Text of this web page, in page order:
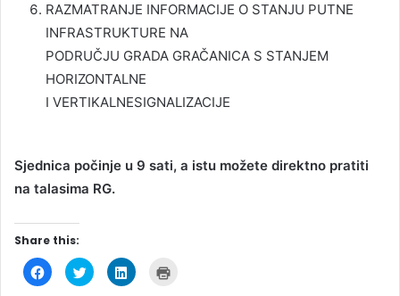
RAZMATRANJE INFORMACIJE O STANJU PUTNE
INFRASTRUKTURE NA
PODRUČJU GRADA GRAČANICA S STANJEM
HORIZONTALNE
I VERTIKALNESIGNALIZACIJE
Sjednica počinje u 9 sati, a istu možete direktno pratiti
na talasima RG.
Share this:
C
l
C
l
C
l